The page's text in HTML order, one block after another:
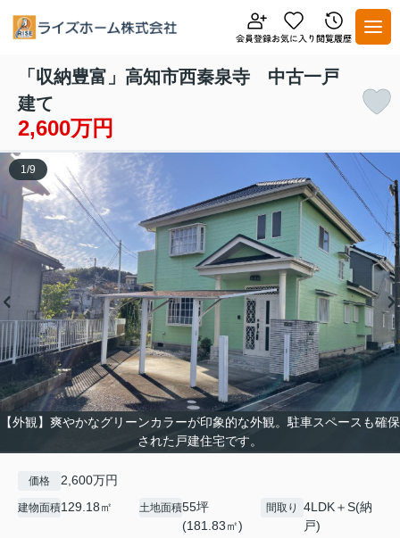
「収納豊富」高知市西秦泉寺 中古一戸
建て
2,600万円
【外観】爽やかなグリーンカラーが印象的な外観。駐車スペースも確保
された戸建住宅です。
1/9
価格 2,600万円
建物面積129.18㎡ 土地面積55坪
(181.83㎡)
間取り
4LDK＋S(納
戸)